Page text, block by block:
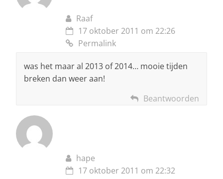
Raaf
17 oktober 2011 om 22:26
Permalink
was het maar al 2013 of 2014… mooie tijden
breken dan weer aan!
Beantwoorden
hape
17 oktober 2011 om 22:32